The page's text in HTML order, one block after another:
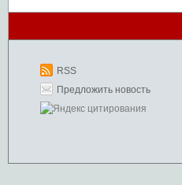
RSS
Предложить новость